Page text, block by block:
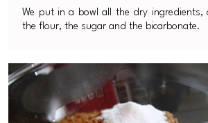
We put in a bowl all the dry ingredients,
the flour, the sugar and the bicarbonate.